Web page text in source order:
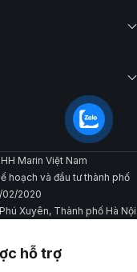
Marin Việt Nam
hoạch và đầu tư thành phố
02/2020
Xuyên, Thành phố Hà Nội
hỗ trợ